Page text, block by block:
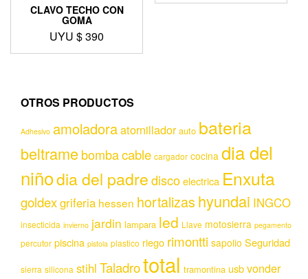
CLAVO TECHO CON
GOMA
UYU $390
OTROS PRODUCTOS
Adhesivo amoladoraatornillador auto bateria
beltramebombacable cargador cocina dia del
niñodia del padrediscoelectrica Enxuta
goldexgriferia hessen hortalizas hyundai INGCO
insecticida invierno jardin lampara led Llave motosierra pegamento
percutor piscina pistola plastico riego rimontti sapolio Seguridad
sierra silicona stihl Taladrototal tramontina usbvonder